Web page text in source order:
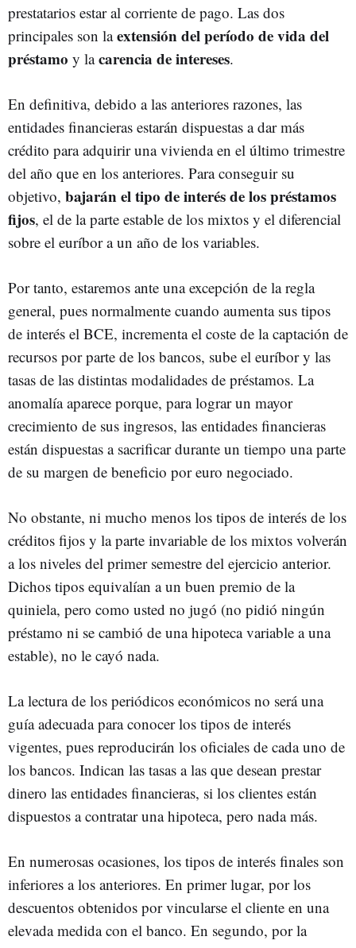
prestatarios estar al corriente de pago. Las dos
principales son laextensión del período de vida del
préstamo y lacarencia de intereses.
En definitiva, debido a las anteriores razones, las
entidades financieras estarán dispuestas a dar más
crédito para adquirir una vivienda en el último trimestre
del año que en los anteriores. Para conseguir su
objetivo, bajarán el tipo de interés de los préstamos
fijos, el de la parte estable de los mixtos y el diferencial
sobre el euríbor a un año de los variables.
Por tanto, estaremos ante una excepción de la regla
general, pues normalmente cuando aumenta sus tipos
de interés el BCE, incrementa el coste de la captación de
recursos por parte de los bancos, sube el euríbor y las
tasas de las distintas modalidades de préstamos. La
anomalía aparece porque, para lograr un mayor
crecimiento de sus ingresos, las entidades financieras
están dispuestas a sacrificar durante un tiempo una parte
de su margen de beneficio por euro negociado.
No obstante, ni mucho menos los tipos de interés de los
créditos fijos y la parte invariable de los mixtos volverán
a los niveles del primer semestre del ejercicio anterior.
Dichos tipos equivalían a un buen premio de la
quiniela, pero como usted no jugó (no pidió ningún
préstamo ni se cambió de una hipoteca variable a una
estable), no le cayó nada.
La lectura de los periódicos económicos no será una
guía adecuada para conocer los tipos de interés
vigentes, pues reproducirán los oficiales de cada uno de
los bancos. Indican las tasas a las que desean prestar
dinero las entidades financieras, si los clientes están
dispuestos a contratar una hipoteca, pero nada más.
En numerosas ocasiones, los tipos de interés finales son
inferiores a los anteriores. En primer lugar, por los
descuentos obtenidos por vincularse el cliente en una
elevada medida con el banco. En segundo, por la